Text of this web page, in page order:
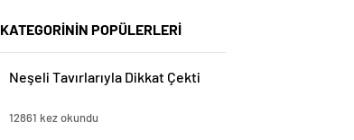
KATEGORİNİN POPÜLERLERİ
Neşeli Tavırlarıyla Dikkat Çekti
12861 kez okundu